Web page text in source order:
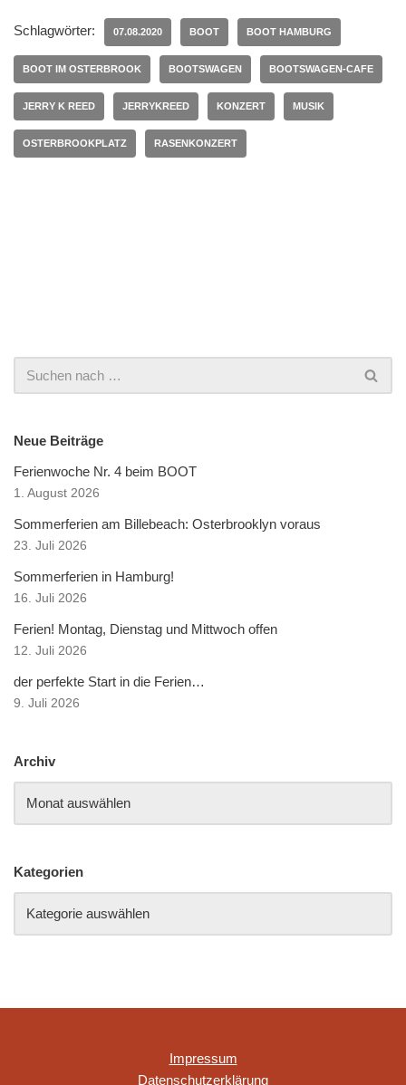
Schlagwörter: 07.08.2020 BOOT BOOT HAMBURG
BOOT IM OSTERBROOK BOOTSWAGEN BOOTSWAGEN-CAFE
JERRY K REED JERRYKREED KONZERT MUSIK
OSTERBROOKPLATZ RASENKONZERT
Neue Beiträge
Ferienwoche Nr. 4 beim BOOT
1. August 2026
Sommerferien am Billebeach: Osterbrooklyn voraus
23. Juli 2026
Sommerferien in Hamburg!
16. Juli 2026
Ferien! Montag, Dienstag und Mittwoch offen
12. Juli 2026
der perfekte Start in die Ferien…
9. Juli 2026
Archiv
Kategorien
Impressum
Datenschutzerklärung